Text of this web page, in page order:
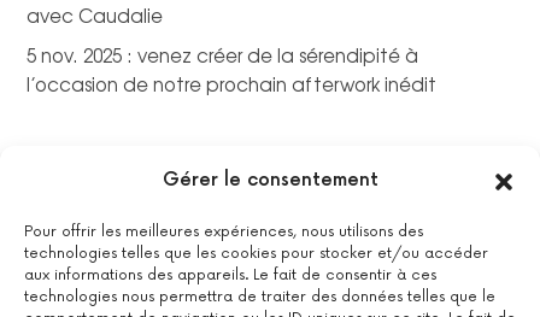
Gérer le consentement
Pour offrir les meilleures expériences, nous utilisons des
technologies telles que les cookies pour stocker et/ou accéder
aux informations des appareils. Le fait de consentir à ces
technologies nous permettra de traiter des données telles que le
avec Caudalie
5 nov. 2025 : venez créer de la sérendipité à
l’occasion de notre prochain afterwork inédit